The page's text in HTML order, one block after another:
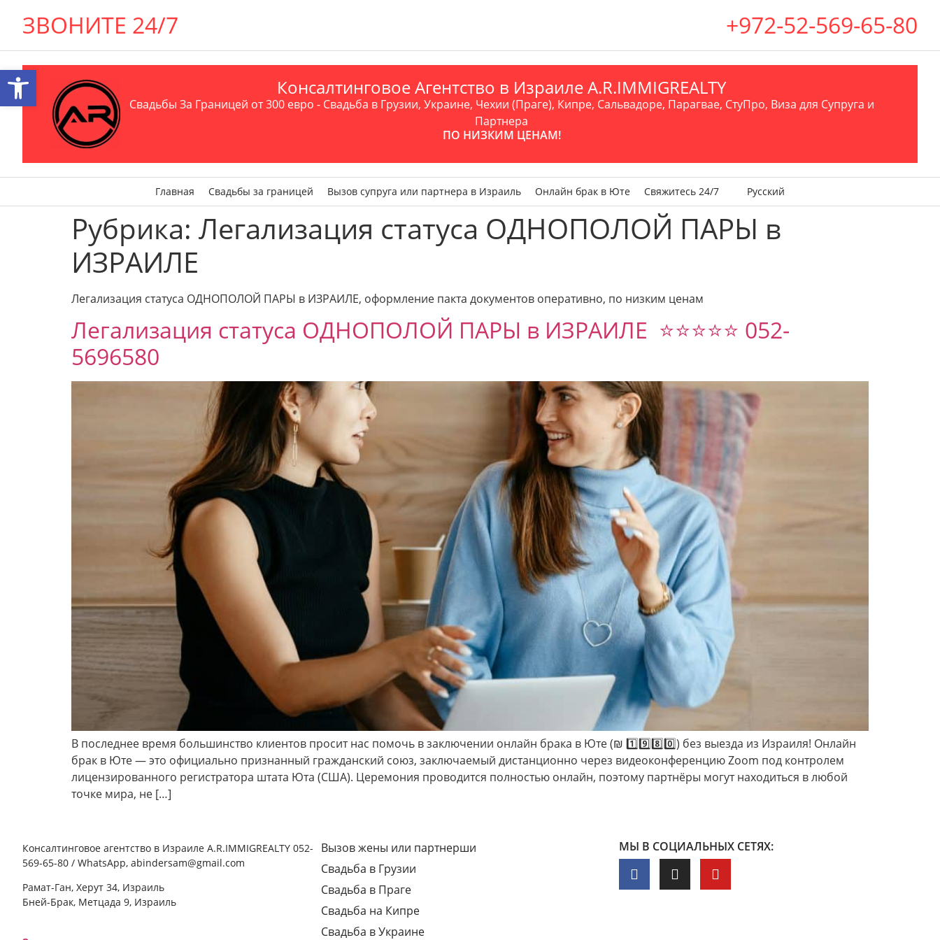
ЗВОНИТЕ 24/7 +972-52-569-65-80
Консалтинговое Агентство в Израиле A.R.IMMIGREALTY
Свадьбы За Границей от 300 евро - Свадьба в Грузии, Украине, Чехии (Праге), Кипре, Сальвадоре, Парагвае, СтуПро, Виза для Супруга и
Партнера
ПО НИЗКИМ ЦЕНАМ!
Главная Свадьбы за границей Вызов супруга или партнера в Израиль Онлайн брак в Юте Свяжитесь 24/7 Русский
Рубрика: Легализация статуса ОДНОПОЛОЙ ПАРЫ в
ИЗРАИЛЕ
Легализация статуса ОДНОПОЛОЙ ПАРЫ в ИЗРАИЛЕ, оформление пакта документов оперативно, по низким ценам
Легализация статуса ОДНОПОЛОЙ ПАРЫ в ИЗРАИЛЕ ⭐⭐⭐⭐⭐ 052-
5696580
В последнее время большинство клиентов просит нас помочь в заключении онлайн брака в Юте (₪ 1️⃣9️⃣8️⃣0️⃣) без выезда из Израиля! Онлайн
брак в Юте — это официально признанный гражданский союз, заключаемый дистанционно через видеоконференцию Zoom под контролем
лицензированного регистратора штата Юта (США). Церемония проводится полностью онлайн, поэтому партнёры могут находиться в любой
точке мира, не […]
Консалтинговое агентство в Израиле A.R.IMMIGREALTY 052-
569-65-80 / WhatsApp, abindersam@gmail.com
Рамат-Ган, Херут 34, Израиль
Бней-Брак, Метцада 9, Израиль
Вызов жены или партнерши
Свадьба в Грузии
Свадьба в Праге
Свадьба на Кипре
Свадьба в Украине
МЫ В СОЦИАЛЬНЫХ СЕТЯХ:
Открыть панель инструментов